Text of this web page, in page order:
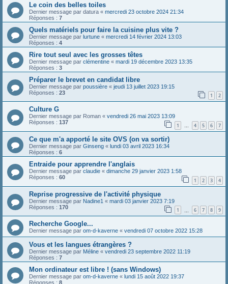
Le coin des belles toiles
Dernier message par datura « mercredi 23 octobre 2024 21:34
Réponses : 7
Quels matériels pour faire la cuisine plus vite ?
Dernier message par lurtune « mercredi 14 février 2024 13:03
Réponses : 4
Rire tout seul avec les grosses têtes
Dernier message par clémentine « mardi 19 décembre 2023 13:35
Réponses : 3
Préparer le brevet en candidat libre
Dernier message par poussière « jeudi 13 juillet 2023 19:15
Réponses : 23 1 2
Culture G
Dernier message par Roman « vendredi 26 mai 2023 13:09
Réponses : 137 1 … 4 5 6 7
Ce que m'a apporté le site OVS (on va sortir)
Dernier message par Ginseng « lundi 03 avril 2023 16:34
Réponses : 6
Entraide pour apprendre l'anglais
Dernier message par claudie « dimanche 29 janvier 2023 1:58
Réponses : 60 1 2 3 4
Reprise progressive de l'activité physique
Dernier message par Nadine1 « mardi 03 janvier 2023 7:19
Réponses : 170 1 6 7 8 9
Recherche Google...
Dernier message par om-d-kaverne « vendredi 07 octobre 2022 15:28
Vous et les langues étrangères ?
Dernier message par Méline « vendredi 23 septembre 2022 11:19
Réponses : 7
Mon ordinateur est libre ! (sans Windows)
Dernier message par om-d-kaverne « lundi 15 août 2022 19:37
Réponses : 8